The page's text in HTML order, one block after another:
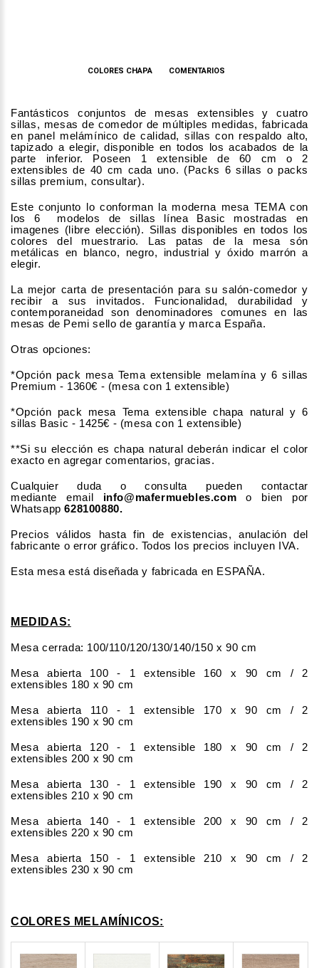
COLORES CHAPA COMENTARIOS
Fantásticos conjuntos de mesas extensibles y cuatro
sillas, mesas de comedor de múltiples medidas, fabricada
en panel melámínico de calidad, sillas con respaldo alto,
tapizado a elegir, disponible en todos los acabados de la
parte inferior. Poseen 1 extensible de 60 cm o 2
extensibles de 40 cm cada uno. (Packs 6 sillas o packs
sillas premium, consultar).
Este conjunto lo conforman la moderna mesa TEMA con
los 6 modelos de sillas línea Basic mostradas en
imagenes (libre elección). Sillas disponibles en todos los
colores del muestrario. Las patas de la mesa són
metálicas en blanco, negro, industrial y óxido marrón a
elegir.
La mejor carta de presentación para su salón-comedor y
recibir a sus invitados. Funcionalidad, durabilidad y
contemporaneidad son denominadores comunes en las
mesas de Pemi sello de garantía y marca España.
Otras opciones:
*Opción pack mesa Tema extensible melamína y 6 sillas
Premium - 1360€ - (mesa con 1 extensible)
*Opción pack mesa Tema extensible chapa natural y 6
sillas Basic - 1425€ - (mesa con 1 extensible)
**Si su elección es chapa natural deberán indicar el color
exacto en agregar comentarios, gracias.
Cualquier duda o consulta pueden contactar
mediante email info@mafermuebles.com o bien por
Whatsapp628100880.
Precios válidos hasta fin de existencias, anulación del
fabricante o error gráfico. Todos los precios incluyen IVA.
Esta mesa está diseñada y fabricada en ESPAÑA.
MEDIDAS:
Mesa cerrada: 100/110/120/130/140/150 x 90 cm
Mesa abierta 100 - 1 extensible 160 x 90 cm / 2
extensibles 180 x 90 cm
Mesa abierta 110 - 1 extensible 170 x 90 cm / 2
extensibles 190 x 90 cm
Mesa abierta 120 - 1 extensible 180 x 90 cm / 2
extensibles 200 x 90 cm
Mesa abierta 130 - 1 extensible 190 x 90 cm / 2
extensibles 210 x 90 cm
Mesa abierta 140 - 1 extensible 200 x 90 cm / 2
extensibles 220 x 90 cm
Mesa abierta 150 - 1 extensible 210 x 90 cm / 2
extensibles 230 x 90 cm
COLORES MELAMÍNICOS: